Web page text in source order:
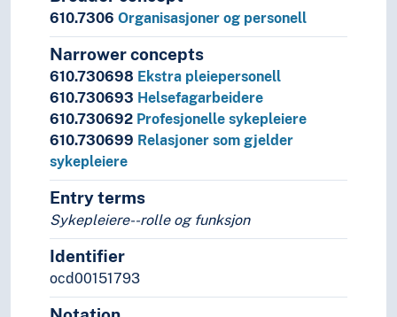
610.7306 Organisasjoner og personell
Narrower concepts
610.730698 Ekstra pleiepersonell
610.730693 Helsefagarbeidere
610.730692 Profesjonelle sykepleiere
610.730699 Relasjoner som gjelder
sykepleiere
Entry terms
Sykepleiere--rolle og funksjon
Identifier
ocd00151793